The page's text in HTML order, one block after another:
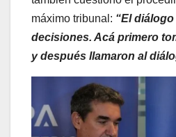
máximo tribunal: “El
decisiones. Acá primero
y después llamaron al